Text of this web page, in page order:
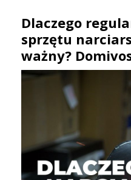
Dlaczego
sprzętu
ważny?